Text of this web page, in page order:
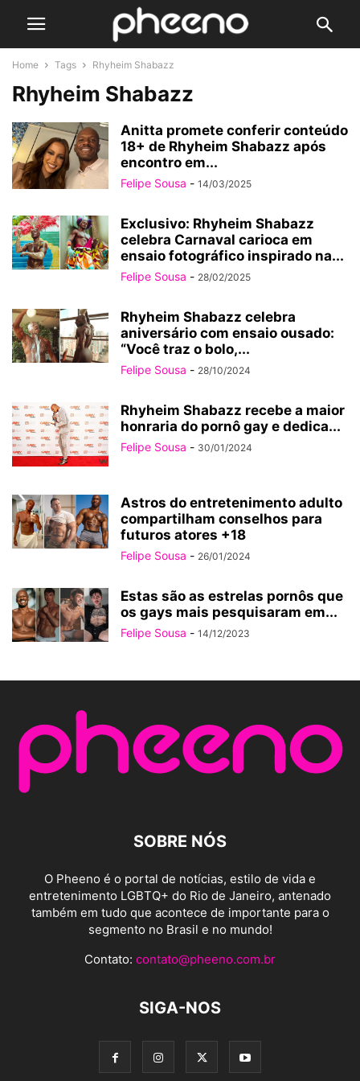
Home Tags Rhyheim Shabazz
Rhyheim Shabazz
Anitta promete conferir conteúdo
18+ de Rhyheim Shabazz após
encontro em...
Felipe Sousa - 14/03/2025
Exclusivo: Rhyheim Shabazz
celebra Carnaval carioca em
ensaio fotográfico inspirado na...
Felipe Sousa - 28/02/2025
Rhyheim Shabazz celebra
aniversário com ensaio ousado:
“Você traz o bolo,...
Felipe Sousa - 28/10/2024
Rhyheim Shabazz recebe a maior
honraria do pornô gay e dedica...
Felipe Sousa - 30/01/2024
Astros do entretenimento adulto
compartilham conselhos para
futuros atores +18
Felipe Sousa - 26/01/2024
Estas são as estrelas pornôs que
os gays mais pesquisaram em...
Felipe Sousa - 14/12/2023
SOBRE NÓS
O Pheeno é o portal de notícias, estilo de vida e
entretenimento LGBTQ+ do Rio de Janeiro, antenado
também em tudo que acontece de importante para o
segmento no Brasil e no mundo!
Contato: contato@pheeno.com.br
SIGA-NOS